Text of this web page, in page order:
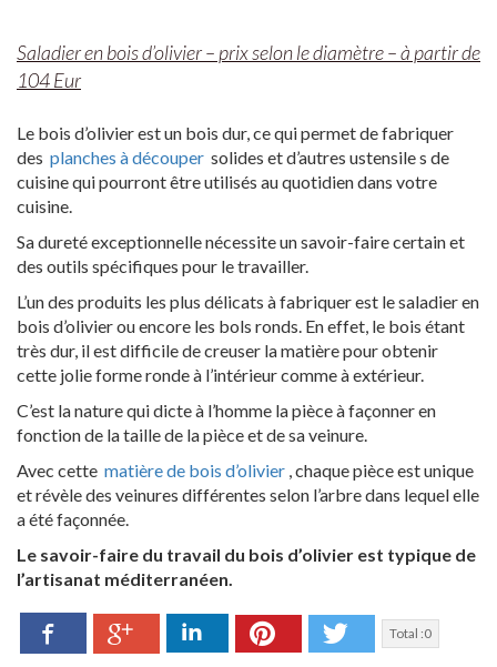
Saladier en bois d’olivier – prix selon le diamètre – à partir de
104 Eur
Le bois d’olivier est un bois dur, ce qui permet de fabriquer
des planches à découper solides et d’autres ustensile s de
cuisine qui pourront être utilisés au quotidien dans votre
cuisine.
Sa dureté exceptionnelle nécessite un savoir-faire certain et
des outils spécifiques pour le travailler.
L’un des produits les plus délicats à fabriquer est le saladier en
bois d’olivier ou encore les bols ronds. En effet, le bois étant
très dur, il est difficile de creuser la matière pour obtenir
cette jolie forme ronde à l’intérieur comme à extérieur.
C’est la nature qui dicte à l’homme la pièce à façonner en
fonction de la taille de la pièce et de sa veinure.
Avec cette matière de bois d’olivier , chaque pièce est unique
et révèle des veinures différentes selon l’arbre dans lequel elle
a été façonnée.
Le savoir-faire du travail du bois d’olivier est typique de
l’artisanat méditerranéen.
Facebook Google+ LinkedIn Pinterest Twitter
Total :0